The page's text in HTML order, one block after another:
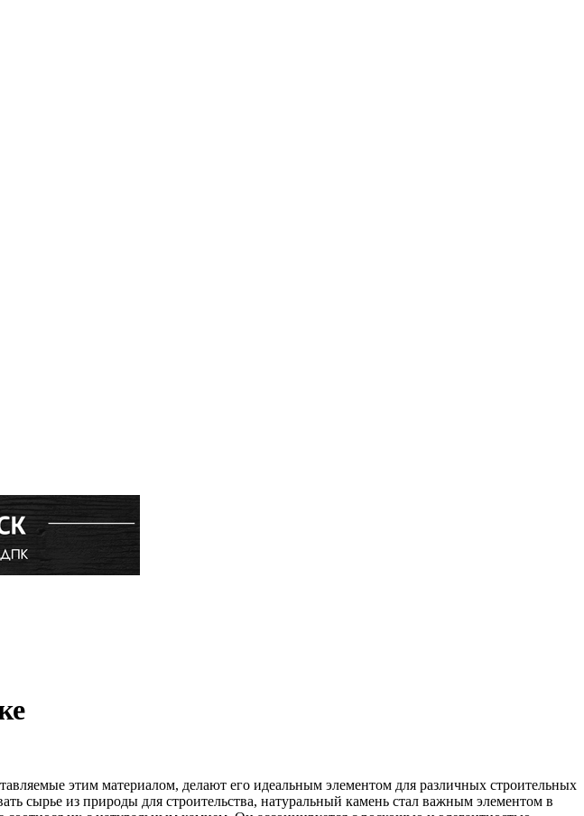
этим материалом, делают его идеальным элементом для различных строительных
сырье из природы для строительства, натуральный камень стал важным элементом в